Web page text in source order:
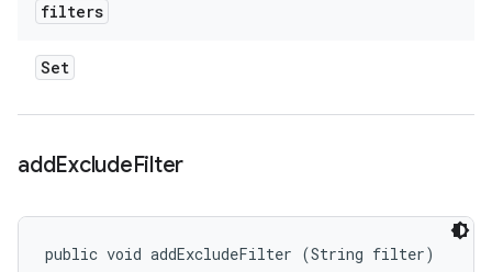
filters
Set
addExcludeFilter
public void addExcludeFilter (String filter)